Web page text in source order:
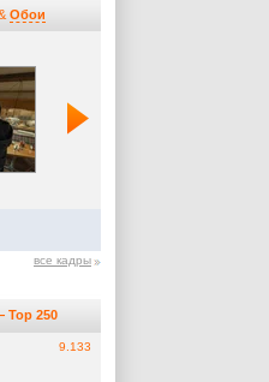
Обои
все кадры
250
9.133